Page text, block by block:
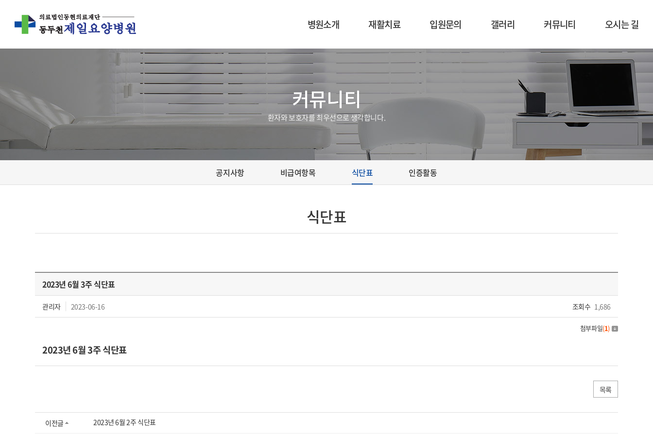
병원소개
이사장 인사말
의료진 소개
병원 미션 및 비전
재활치료
운동치료
입원문의 갤러리 커뮤니티
공지사항
비급여항목
식단표
인증활동
오시는 길
오시는 길
커뮤니티
환자와 보호자를 최우선으로 생각합니다.
공지사항 비급여항목 식단표 인증활동
식단표
2023년 6월 3주 식단표
관리자 2023-06-16 조회수 1,686
첨부파일(1)
2023년 6월 3주 식단표
목록
이전글 2023년 6월 2주 식단표